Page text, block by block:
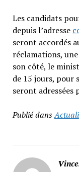
Les candidats
depuis l’adresse
seront accordés
réclamations,
son côté, le
de 15 jours, pour
seront adressées
Publié dans